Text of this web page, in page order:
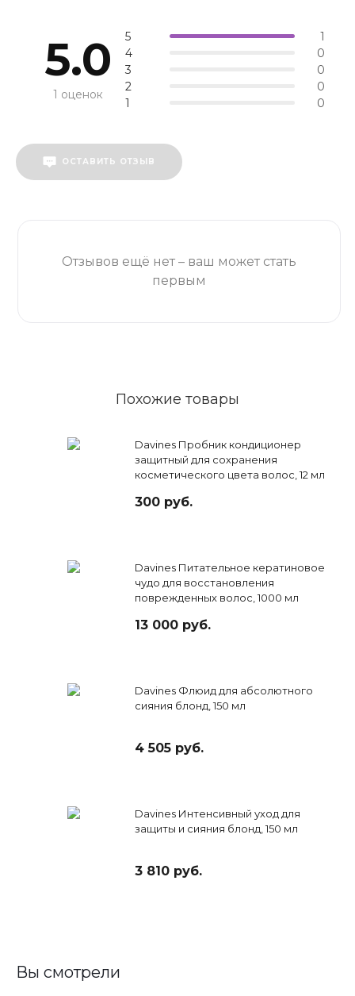
5.0
1 оценок
5
1
4
0
3
0
2
0
1
0
ОСТАВИТЬ ОТЗЫВ
Отзывов ещё нет – ваш может стать
первым
Похожие товары
Davines Пробник кондиционер
защитный для сохранения
косметического цвета волос, 12 мл
300 руб.
Davines Питательное кератиновое
чудо для восстановления
поврежденных волос, 1000 мл
13 000 руб.
Davines Флюид для абсолютного
сияния блонд, 150 мл
4 505 руб.
Davines Интенсивный уход для
защиты и сияния блонд, 150 мл
3 810 руб.
Вы смотрели